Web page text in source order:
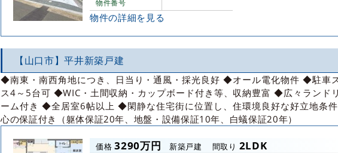
物件番号
物件の詳細を見る
【山口市】平井新築戸建
◆南東・南西角地につき、日当り・通風・採光良好 ◆オール電化物件 ◆駐車
ス4～5台可 ◆WIC・土間収納・カップボード付き等、収納豊富 ◆広々ランド
ーム付き ◆全居室6帖以上 ◆閑静な住宅街に位置し、住環境良好な好立地条
心の保証付き（躯体保証20年、地盤・設備保証10年、白蟻保証20年）
価格 3290万円 新築戸建 間取り 2LDK